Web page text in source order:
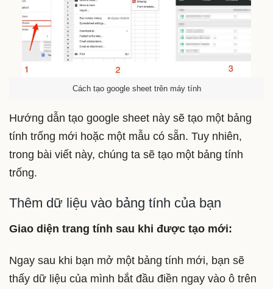
Cách tạo google sheet trên máy tính
Hướng dẫn tạo google sheet này sẽ tạo một bảng
tính trống mới hoặc một mẫu có sẵn. Tuy nhiên,
trong bài viết này, chúng ta sẽ tạo một bảng tính
trống.
Thêm dữ liệu vào bảng tính của bạn
Giao diện trang tính sau khi được tạo mới:
Ngay sau khi bạn mở một bảng tính mới, bạn sẽ
thấy dữ liệu của mình bắt đầu điền ngay vào ô trên